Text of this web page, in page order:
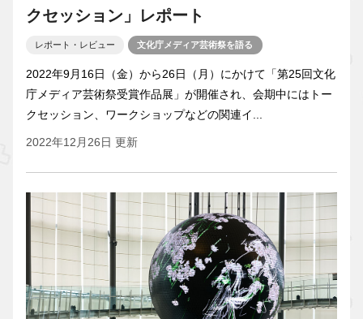
クセッション」レポート
レポート・レビュー 文化庁メディア芸術祭を語る
2022年9月16日（金）から26日（月）にかけて「第25回文化
庁メディア芸術祭受賞作品展」が開催され、会期中にはトー
クセッション、ワークショップなどの関連イ...
2022年12月26日 更新